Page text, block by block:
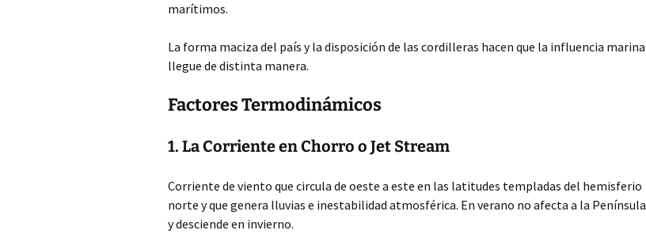
marítimos.
La forma maciza del país y la disposición de las cordilleras hacen que la influencia marina
llegue de distinta manera.
Factores Termodinámicos
1. La Corriente en Chorro o Jet Stream
Corriente de viento que circula de oeste a este en las latitudes templadas del hemisferio
norte y que genera lluvias e inestabilidad atmosférica. En verano no afecta a la Península
y desciende en invierno.